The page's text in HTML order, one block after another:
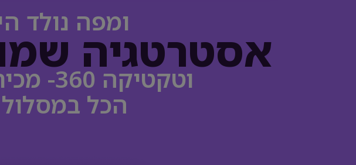
ומפה נולד
אסטרטגיה
וטקטיקה 360- מכירות, פיננסים, גיוס והכשרה.
הכל